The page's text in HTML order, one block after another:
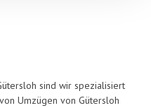
sind wir spezialisiert
Umzügen von Gütersloh